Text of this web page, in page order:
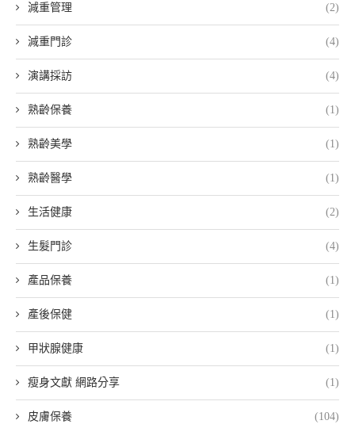
減重管理 (2)
減重門診 (4)
演講採訪 (4)
熟齡保養 (1)
熟齡美學 (1)
熟齡醫學 (1)
生活健康 (2)
生髮門診 (4)
產品保養 (1)
產後保健 (1)
甲狀腺健康 (1)
瘦身文獻 網路分享 (1)
皮膚保養 (104)